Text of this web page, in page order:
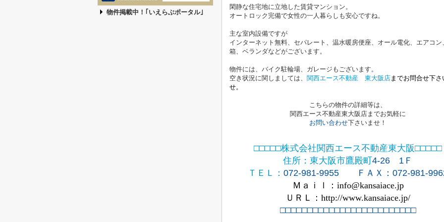
閑静な住宅地に立地した賃貸マンション。
オートロック完備で女性の一人暮らしも安心ですね。
主な室内設備ですが
インターネット無料、セパレート、温水暖房便座、オール電化、エアコン
箱、ベランダなどがございます。
物件には、バイク駐輪場、ガレージもございます。
空き状況に関しましては、 関西エース不動産 東大阪店までお問合せ下さ
せ。
こちらの物件の詳細等は、
関西エース不動産東大阪店までお気軽に
お問い合わせ下さいませ！
□□□□□株式会社関西エース不動産東大阪□□□□□
住所：東大阪市鷹殿町 4-26 1 Ｆ
ＴＥＬ： 072-981-9955 ＦＡＸ： 072-981-
Ｍａｉｌ： info@kansaiace.jp
ＵＲＬ： http://www.kansaiace.jp/
□□□□□□□□□□□□□□□□□□□□□□□□□
物件掲載中！｢いえらぶポータル｣